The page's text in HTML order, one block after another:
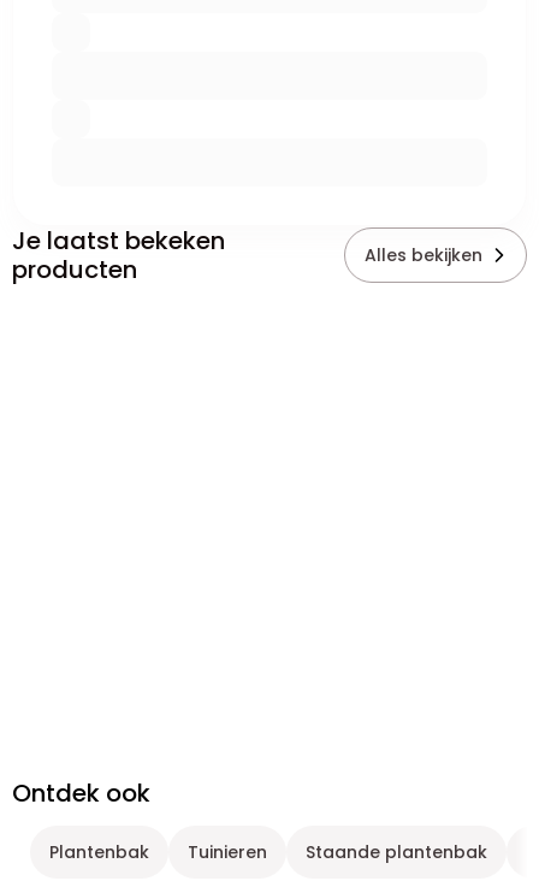
Je laatst bekeken
producten
Alles bekijken
Ontdek ook
Plantenbak Tuinieren Staande plantenbak